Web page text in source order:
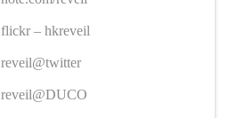
flickr – hkreveil
reveil@twitter
reveil@DUCO